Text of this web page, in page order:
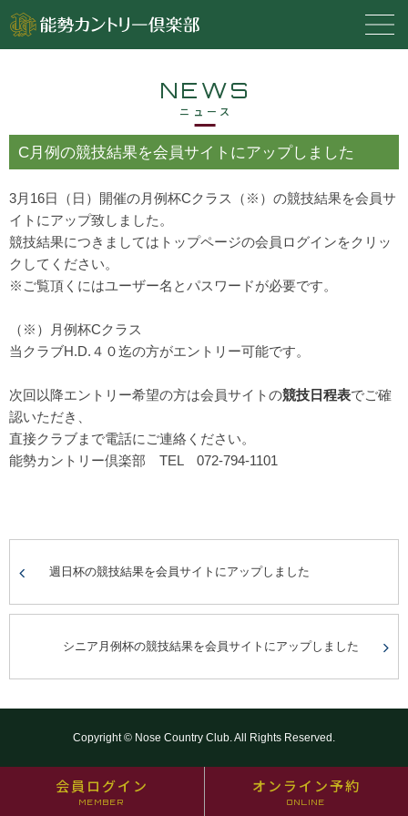
会員ログイン
MEMBER
オンライン予約
ONLINE
NEWS
ニュース
C月例の競技結果を会員サイトにアップしました
3月16日（日）開催の月例杯Cクラス（※）の競技結果を会員サ
イトにアップ致しました。
競技結果につきましてはトップページの会員ログインをクリッ
クしてください。
※ご覧頂くにはユーザー名とパスワードが必要です。
（※）月例杯Cクラス
当クラブH.D.４０迄の方がエントリー可能です。
次回以降エントリー希望の方は会員サイトの競技日程表でご確
認いただき、
直接クラブまで電話にご連絡ください。
能勢カントリー倶楽部 TEL 072-794-1101
週日杯の競技結果を会員サイトにアップしました
シニア月例杯の競技結果を会員サイトにアップしました
Copyright © Nose Country Club. All Rights Reserved.